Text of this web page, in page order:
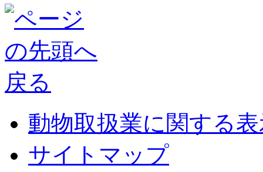
動物取扱業に関する
サイトマップ